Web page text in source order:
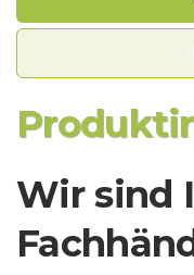
Wir sind